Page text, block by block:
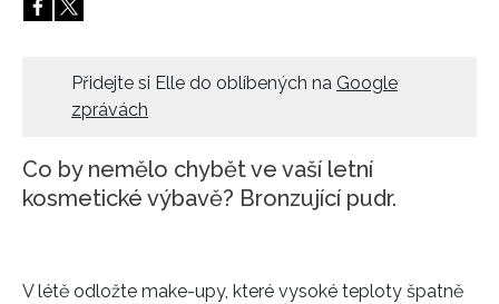
Přidejte si Elle do oblíbených na Google
zprávách
Co by nemělo chybět ve vaší letní
kosmetické výbavě? Bronzující pudr.
V létě odložte make-upy, které vysoké teploty špatně